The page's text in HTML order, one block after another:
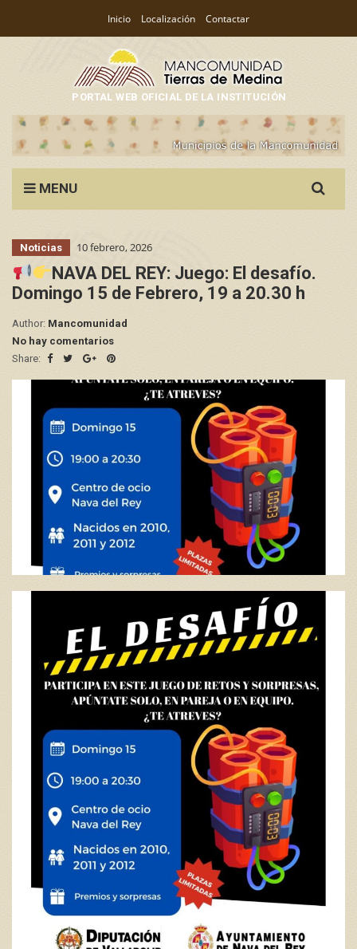
Inicio Localización Contactar
PORTAL WEB OFICIAL DE LA INSTITUCIÓN
MENU
for:
Noticias 10 febrero, 2026
NAVA DEL REY: Juego: El desafío.
Domingo 15 de Febrero, 19 a 20.30 h
Author: Mancomunidad
No hay comentarios
Share: